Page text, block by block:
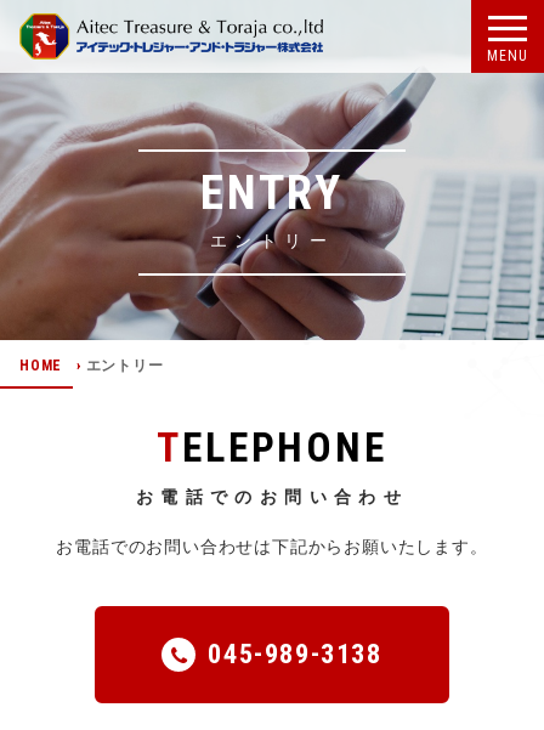
MENU
ENTRY
エントリー
HOME › エントリー
TELEPHONE
お電話でのお問い合わせ
お電話でのお問い合わせは下記からお願いたします。
045-989-3138